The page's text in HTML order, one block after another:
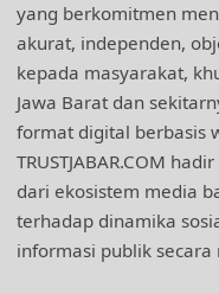
yang berkomitmen
akurat, independen,
kepada masyarakat,
Jawa Barat dan
format digital berbasis
TRUSTJABAR.COM
dari ekosistem media
terhadap dinamika
informasi publik secara